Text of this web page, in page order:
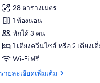
ซ์
ดับเบิล
หรือ
ทวิ
น
ทั้งหมด
ของ
ห้อง
ดี
ลัก
ซ์
28 ตารางเมตร
1 ห้องนอน
พักได้ 3 คน
1 เตียงควีนไซส์ หรือ 2 เตียงเดี่
Wi-Fi ฟรี
รายละเอียดเพิ่มเติม
ราย